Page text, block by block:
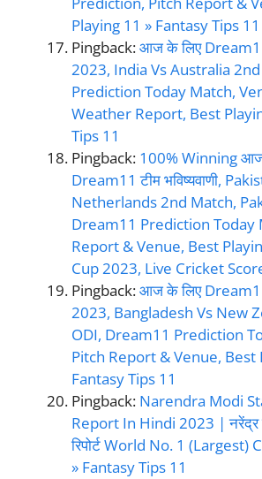
Playing 11 » Fantasy Tips 11
Pingback:आज के लिए Dream11
2023, India Vs Australia
Prediction Today Match,
Weather Report, Best
Tips 11
Pingback: 100% Winning
Dream11 टीम भविष्यवाणी,
Netherlands 2nd Match,
Dream11 Prediction Today
Report & Venue, Best
Cup 2023, Live Cricket
Pingback:आज के लिए Dream11
2023, Bangladesh Vs New
ODI, Dream11 Prediction
Pitch Report & Venue, Best
Fantasy Tips 11
Pingback: Narendra Modi
Report In Hindi 2023 | नरेंद्र
रिपोर्ट World No. 1
» Fantasy Tips 11